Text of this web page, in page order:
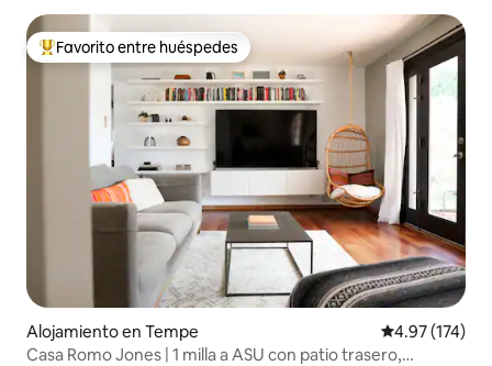
Favorito entre huéspedes preferido
Favorito entre huéspedes
Alojamiento en Tempe Calificación
4.97 (174)
Casa Romo Jones | 1 milla a ASU con patio trasero,